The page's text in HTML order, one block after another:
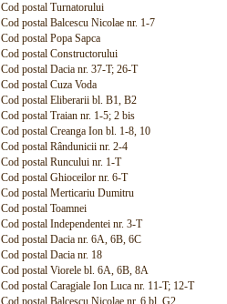
Cod postal Turnatorului
Cod postal Balcescu Nicolae nr. 1-7
Cod postal Popa Sapca
Cod postal Constructorului
Cod postal Dacia nr. 37-T; 26-T
Cod postal Cuza Voda
Cod postal Eliberarii bl. B1, B2
Cod postal Traian nr. 1-5; 2 bis
Cod postal Creanga Ion bl. 1-8, 10
Cod postal Rândunicii nr. 2-4
Cod postal Runcului nr. 1-T
Cod postal Ghioceilor nr. 6-T
Cod postal Merticariu Dumitru
Cod postal Toamnei
Cod postal Independentei nr. 3-T
Cod postal Dacia nr. 6A, 6B, 6C
Cod postal Dacia nr. 18
Cod postal Viorele bl. 6A, 6B, 8A
Cod postal Caragiale Ion Luca nr. 11-T; 12-T
Cod postal Balcescu Nicolae nr. 6 bl. G2